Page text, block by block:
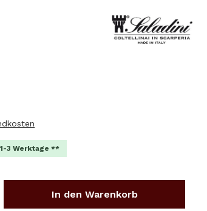
3 Werktage **
den gewünschten Wert
In den Warenkorb